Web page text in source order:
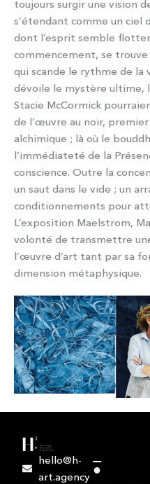
toujours surgir une vision
s’étendant comme un ciel
dont l’esprit semble flotter
commencement, se
qui scande le rythme de la
dévoile le mystère ultime,
Stacie McCormick
de l’œuvre au noir,
alchimique ; là où le
l’immédiateté de la
conscience. Outre la
un saut dans le vide ; un
conditionnements pour
L’exposition Maelstrom,
volonté de transmettre
l’œuvre d’art tant par sa
dimension métaphysique.
hello@h-
art.agency ●